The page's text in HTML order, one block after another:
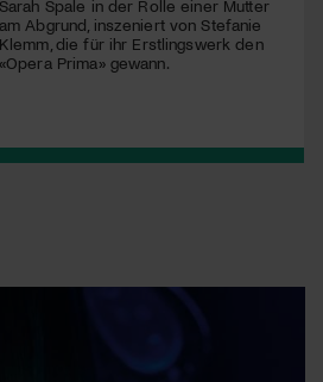
Spale in der Rolle einer Mutter
Abgrund, inszeniert von Stefanie
die für ihr Erstlingswerk den
Prima» gewann.